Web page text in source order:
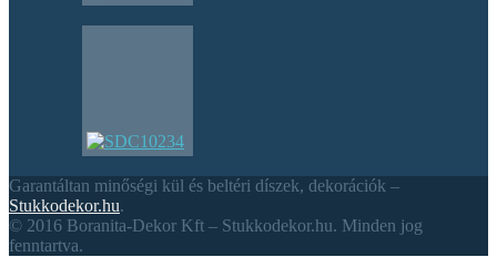
Garantáltan minőségi kül és beltéri díszek, dekorációk –
Stukkodekor.hu.
© 2016 Boranita-Dekor Kft – Stukkodekor.hu. Minden jog
fenntartva.